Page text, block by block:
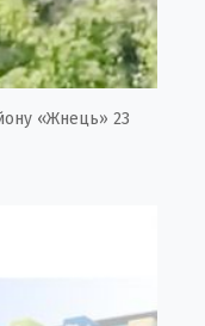
«Жнець» 23